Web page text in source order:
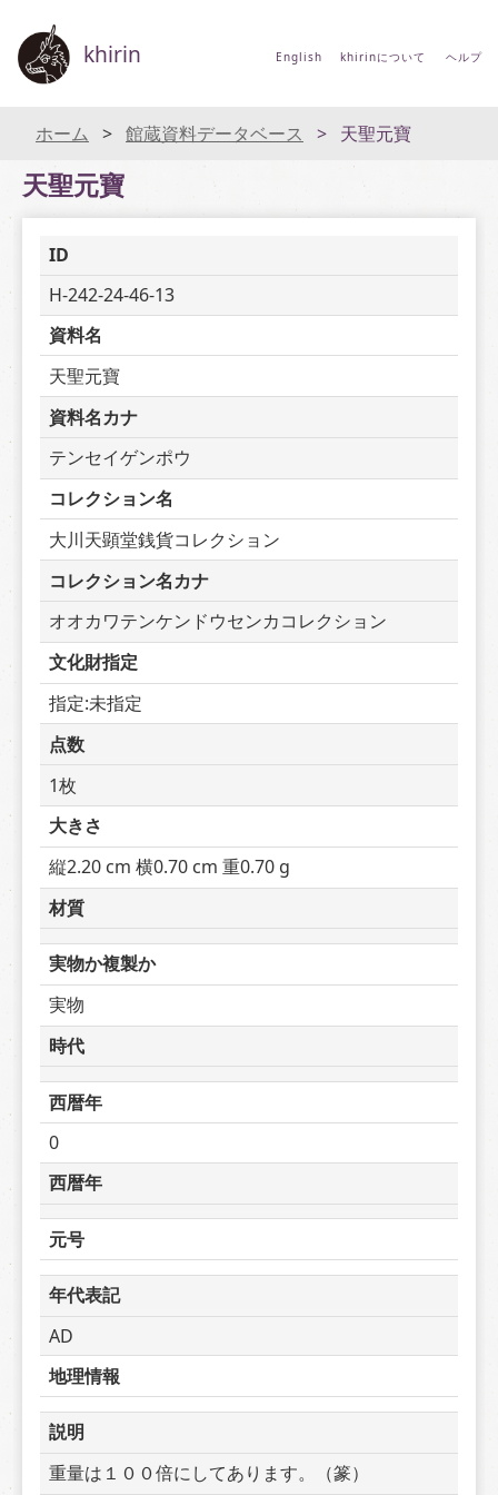
khirin English khirinについて ヘルプ
ホーム 館蔵資料データベース 天聖元寶
天聖元寶
ID
H-242-24-46-13
資料名
天聖元寶
資料名カナ
テンセイゲンポウ
コレクション名
大川天顕堂銭貨コレクション
コレクション名カナ
オオカワテンケンドウセンカコレクション
文化財指定
指定:未指定
点数
1枚
大きさ
縦2.20 cm 横0.70 cm 重0.70 g
材質
実物か複製か
実物
時代
西暦年
0
西暦年
元号
年代表記
AD
地理情報
説明
重量は１００倍にしてあります。（篆）